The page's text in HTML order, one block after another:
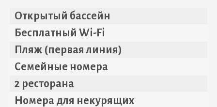
Открытый бассейн
Бесплатный Wi-Fi
Пляж (первая линия)
Семейные номера
2 ресторана
Номера для некурящих